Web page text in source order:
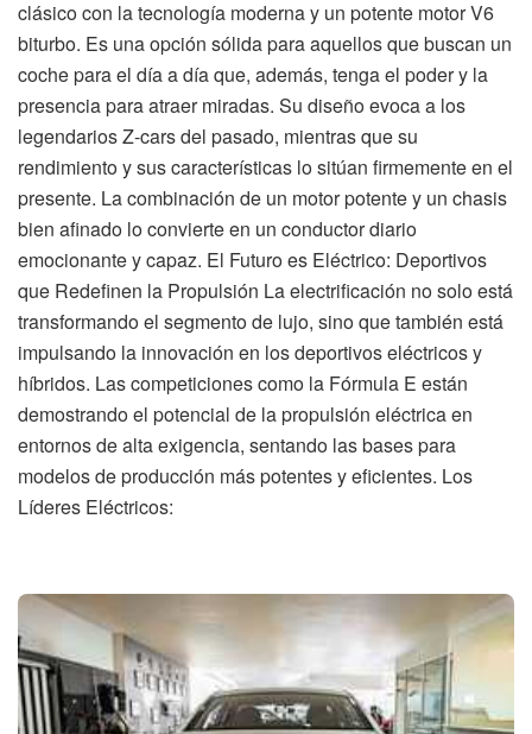
clásico con la tecnología moderna y un potente motor V6
biturbo. Es una opción sólida para aquellos que buscan un
coche para el día a día que, además, tenga el poder y la
presencia para atraer miradas. Su diseño evoca a los
legendarios Z-cars del pasado, mientras que su
rendimiento y sus características lo sitúan firmemente en el
presente. La combinación de un motor potente y un chasis
bien afinado lo convierte en un conductor diario
emocionante y capaz. El Futuro es Eléctrico: Deportivos
que Redefinen la Propulsión La electrificación no solo está
transformando el segmento de lujo, sino que también está
impulsando la innovación en los deportivos eléctricos y
híbridos. Las competiciones como la Fórmula E están
demostrando el potencial de la propulsión eléctrica en
entornos de alta exigencia, sentando las bases para
modelos de producción más potentes y eficientes. Los
Líderes Eléctricos: